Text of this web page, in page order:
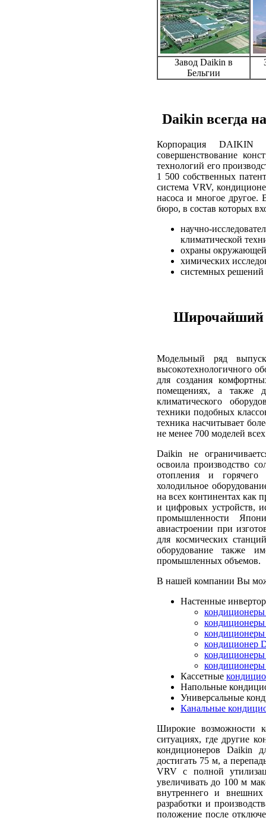
Завод Daikin в
Бельгии
Daikin всегда
Корпорация DAIKIN
совершенствование
технологий его
1 500 собственных
система VRV,
насоса и многое другое.
бюро, в состав которых
научно-
климатической
охраны
химических
системных решений
Широчайший
Модельный ряд
высокотехнологичного
для создания
помещениях, а также
климатического
техники подобных
техника насчитывает
не менее 700 моделей
Daikin не
освоила производство
отопления и
холодильное
на всех континентах как
и цифровых устройств,
промышленности
авиастроении при
для космических
оборудование также
промышленных объемов.
В нашей компании Вы
Настенные
кондиционер
Кассетные
Напольные
Универсальные
Канальные
Широкие возможности
ситуациях, где другие
кондиционеров Daikin
достигать 75 м, а
VRV с полной
увеличивать до 100 м
внутреннего и
разработки и
положение после